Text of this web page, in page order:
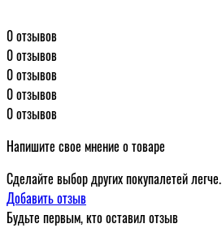
0 отзывов
0 отзывов
0 отзывов
0 отзывов
0 отзывов
Напишите свое мнение о товаре
Сделайте выбор других покупалетей легче.
Добавить отзыв
Будьте первым, кто оставил отзыв